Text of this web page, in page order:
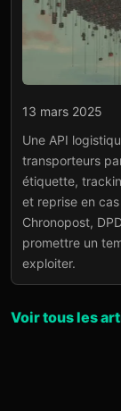
Intégration API
retours
Lire l'article
13 mars 2025
Une API
transporteurs
étiquette,
et reprise en
Chronopost,
promettre un
exploiter.
Voir tous les